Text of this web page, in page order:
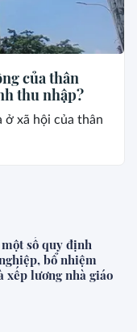
của thân
thu nhập?
ở xã hội của thân
số quy định
bổ nhiệm
xếp lương nhà giáo